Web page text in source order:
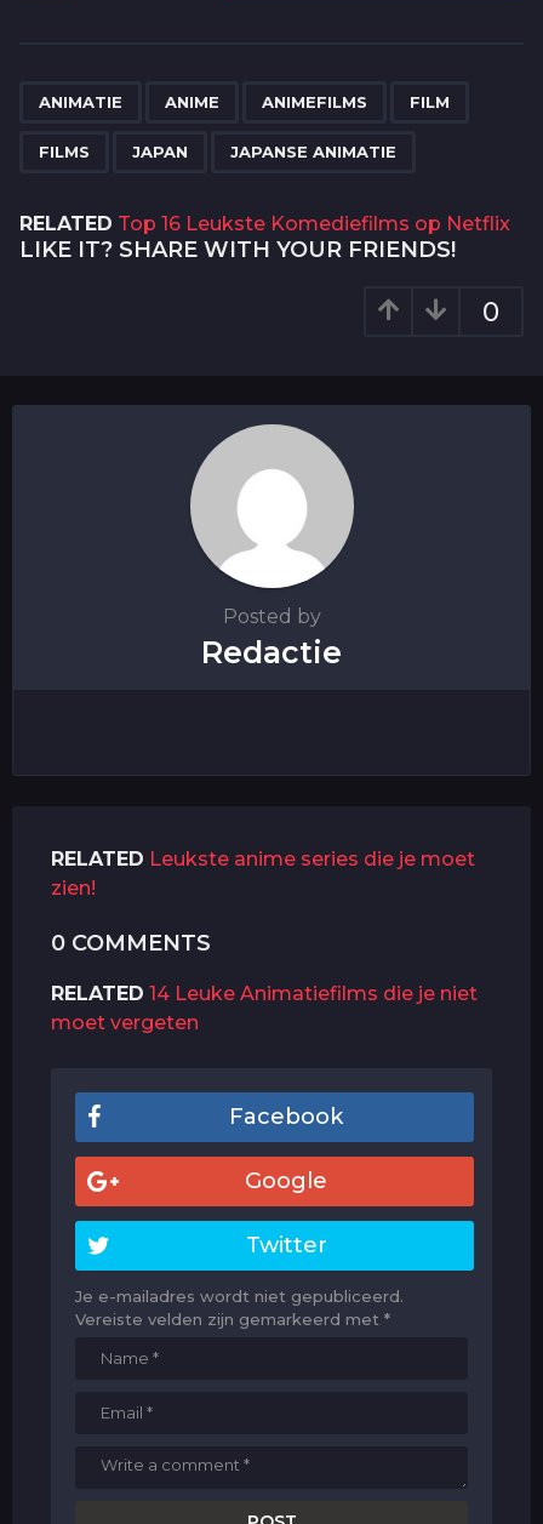
a
t
ANIMATIE ANIME ANIMEFILMS FILM
FILMS JAPAN JAPANSE ANIMATIE
RELATED Top 16 Leukste Komediefilms op Netflix
LIKE IT? SHARE WITH YOUR FRIENDS!
0
Posted by
Redactie
RELATED Leukste anime series die je moet
zien!
0 COMMENTS
RELATED 14 Leuke Animatiefilms die je niet
moet vergeten
Facebook
Google
Twitter
Je e-mailadres wordt niet gepubliceerd.
Vereiste velden zijn gemarkeerd met *